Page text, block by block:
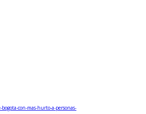
con-mas-hurto-a-personas-